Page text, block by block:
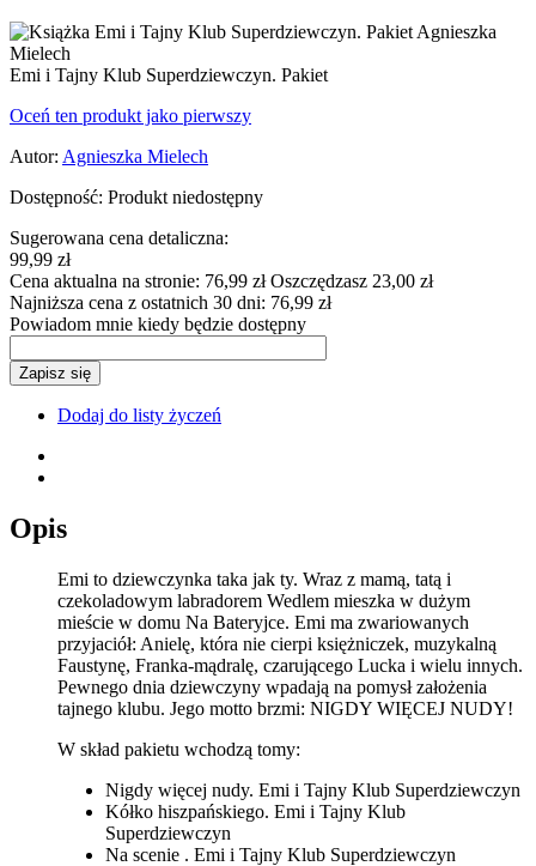
Emi i Tajny Klub Superdziewczyn. Pakiet
Oceń ten produkt jako pierwszy
Autor: Agnieszka Mielech
Dostępność: Produkt niedostępny
Sugerowana cena detaliczna:
99,99 zł
Cena aktualna na stronie: 76,99 złOszczędzasz 23,00 zł
Najniższa cena z ostatnich 30 dni: 76,99 zł
Powiadom mnie kiedy będzie dostępny
Zapisz się
Dodaj do listy życzeń
Opis
Emi to dziewczynka taka jak ty. Wraz z mamą, tatą i
czekoladowym labradorem Wedlem mieszka w dużym
mieście w domu Na Bateryjce. Emi ma zwariowanych
przyjaciół: Anielę, która nie cierpi księżniczek, muzykalną
Faustynę, Franka-mądralę, czarującego Lucka i wielu innych.
Pewnego dnia dziewczyny wpadają na pomysł założenia
tajnego klubu. Jego motto brzmi: NIGDY WIĘCEJ NUDY!
W skład pakietu wchodzą tomy:
Nigdy więcej nudy. Emi i Tajny Klub Superdziewczyn
Kółko hiszpańskiego. Emi i Tajny Klub
Superdziewczyn
Na scenie . Emi i Tajny Klub Superdziewczyn